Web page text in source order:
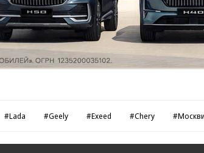
#Lada #Geely #Exeed #Chery